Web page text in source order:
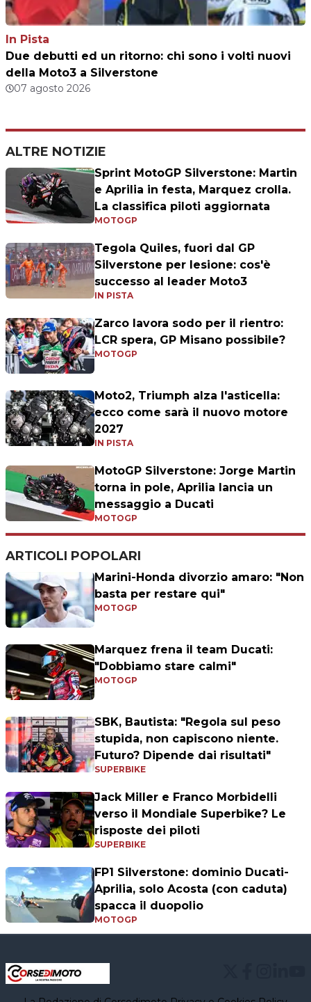
In Pista
Due debutti ed un ritorno: chi sono i volti nuovi
della Moto3 a Silverstone
07 agosto 2026
ALTRE NOTIZIE
Sprint MotoGP Silverstone: Martin
e Aprilia in festa, Marquez crolla.
La classifica piloti aggiornata
MOTOGP
Tegola Quiles, fuori dal GP
Silverstone per lesione: cos'è
successo al leader Moto3
IN PISTA
Zarco lavora sodo per il rientro:
LCR spera, GP Misano possibile?
MOTOGP
Moto2, Triumph alza l'asticella:
ecco come sarà il nuovo motore
2027
IN PISTA
MotoGP Silverstone: Jorge Martin
torna in pole, Aprilia lancia un
messaggio a Ducati
MOTOGP
ARTICOLI POPOLARI
Marini-Honda divorzio amaro: "Non
basta per restare qui"
MOTOGP
Marquez frena il team Ducati:
"Dobbiamo stare calmi"
MOTOGP
SBK, Bautista: "Regola sul peso
stupida, non capiscono niente.
Futuro? Dipende dai risultati"
SUPERBIKE
Jack Miller e Franco Morbidelli
verso il Mondiale Superbike? Le
risposte dei piloti
SUPERBIKE
FP1 Silverstone: dominio Ducati-
Aprilia, solo Acosta (con caduta)
spacca il duopolio
MOTOGP